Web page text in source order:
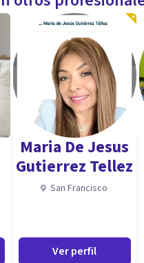
Maria De Jesus
Gutierrez Tellez
San Francisco
Ver perfil